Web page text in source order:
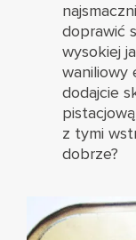
doprawić
wysokiej
waniliowy
dodajcie
z tymi
dobrze?